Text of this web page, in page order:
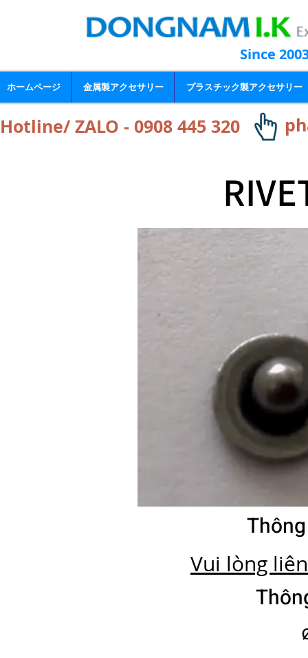
Since
ホームページ 金属製アクセサリー プラスチック製アクセサリー
Hotline/ ZALO - 0908 445 320
Vui lòng